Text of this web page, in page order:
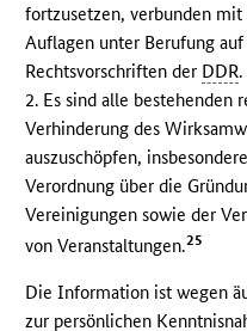
fortzusetzen, verbunden
Auflagen unter Berufung
Rechtsvorschriften der DDR.
2. Es sind alle
Verhinderung des
auszuschöpfen,
Verordnung über die
Vereinigungen sowie der
von Veranstaltungen.25
Die Information ist wegen
zur persönlichen